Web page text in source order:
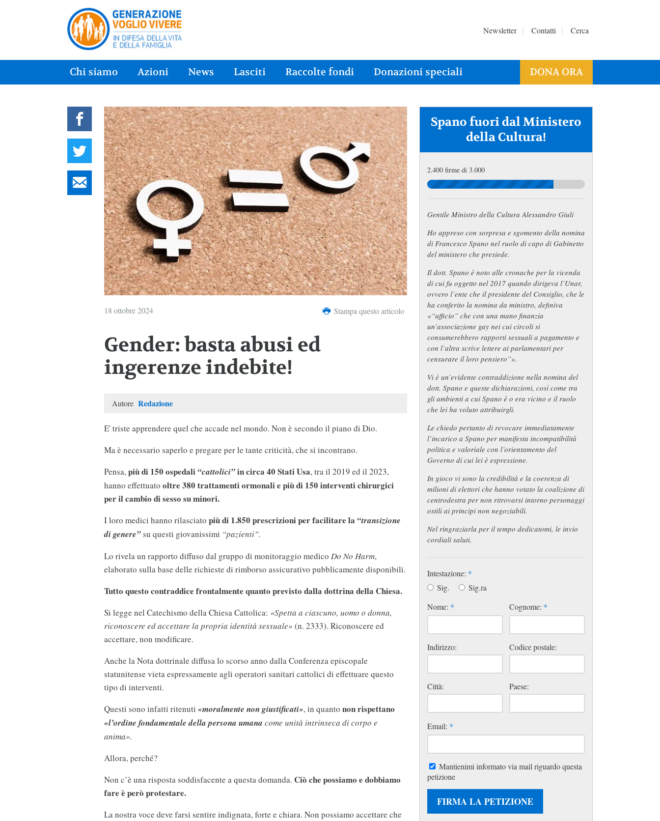
Newsletter Contatti Cerca
Chi siamo Azioni News Lasciti Raccolte fondi Donazioni speciali DONA ORA
18 ottobre 2024 Stampa questo articolo
Gender: basta abusi ed
ingerenze indebite!
Autore Redazione
E' triste apprendere quel che accade nel mondo. Non è secondo il piano di Dio.
Ma è necessario saperlo e pregare per le tante criticità, che si incontrano.
Pensa,più di 150 ospedali “cattolici”in circa 40 Stati Usa, tra il 2019 ed il 2023,
hanno effettuato oltre 380 trattamenti ormonali e più di 150 interventi chirurgici
per il cambio di sesso su minori.
I loro medici hanno rilasciato più di 1.850 prescrizioni per facilitare la “transizione
di genere”su questi giovanissimi “pazienti”.
Lo rivela un rapporto diffuso dal gruppo di monitoraggio medico Do No Harm,
elaborato sulla base delle richieste di rimborso assicurativo pubblicamente disponibili.
Tutto questo contraddice frontalmente quanto previsto dalla dottrina della Chiesa.
Si legge nel Catechismo della Chiesa Cattolica: «Spetta a ciascuno, uomo o donna,
riconoscere ed accettare la propria identità sessuale» (n. 2333). Riconoscere ed
accettare, non modificare.
Anche la Nota dottrinale diffusa lo scorso anno dalla Conferenza episcopale
statunitense vieta espressamente agli operatori sanitari cattolici di effettuare questo
tipo di interventi.
Questi sono infatti ritenuti «moralmente non giustificati», in quanto non rispettano
«l’ordine fondamentale della persona umana come unità intrinseca di corpo e
anima».
Allora, perché?
Non c’è una risposta soddisfacente a questa domanda. Ciò che possiamo e dobbiamo
fare è però protestare.
La nostra voce deve farsi sentire indignata, forte e chiara. Non possiamo accettare che
Spano fuori dal Ministero
della Cultura!
2.400 firme di 3.000
Gentile Ministro della Cultura Alessandro Giuli
Ho appreso con sorpresa e sgomento della nomina
di Francesco Spano nel ruolo di capo di Gabinetto
del ministero che presiede.
Il dott. Spano è noto alle cronache per la vicenda
di cui fu oggetto nel 2017 quando dirigeva l’Unar,
ovvero l’ente che il presidente del Consiglio, che le
ha conferito la nomina da ministro, definiva
«“ufficio” che con una mano finanzia
un’associazione gay nei cui circoli si
consumerebbero rapporti sessuali a pagamento e
con l’altra scrive lettere ai parlamentari per
censurare il loro pensiero”».
Vi è un’evidente contraddizione nella nomina del
dott. Spano e queste dichiarazioni, così come tra
gli ambienti a cui Spano è o era vicino e il ruolo
che lei ha voluto attribuirgli.
Le chiedo pertanto di revocare immediatamente
l’incarico a Spano per manifesta incompatibilità
politica e valoriale con l’orientamento del
Governo di cui lei è espressione.
In gioco vi sono la credibilità e la coerenza di
milioni di elettori che hanno votato la coalizione di
centrodestra per non ritrovarsi intorno personaggi
ostili ai principi non negoziabili.
Nel ringraziarla per il tempo dedicatomi, le invio
cordiali saluti.
Intestazione: *
Sig.
Sig.ra
Nome: * Cognome: *
Indirizzo: Codice postale:
Città: Paese:
Email: *
Mantienimi informato via mail riguardo questa
petizione
FIRMA LA PETIZIONE